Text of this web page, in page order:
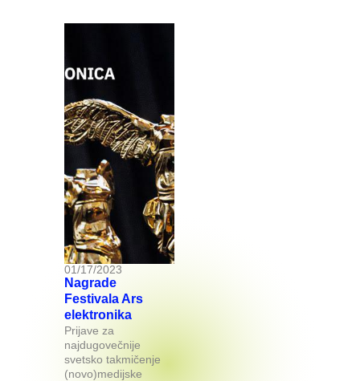
01/17/2023
Nagrade
Festivala Ars
elektronika
Prijave za
najdugovečnije
svetsko takmičenje
(novo)medijske